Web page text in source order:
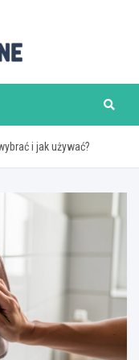
i jak używać?